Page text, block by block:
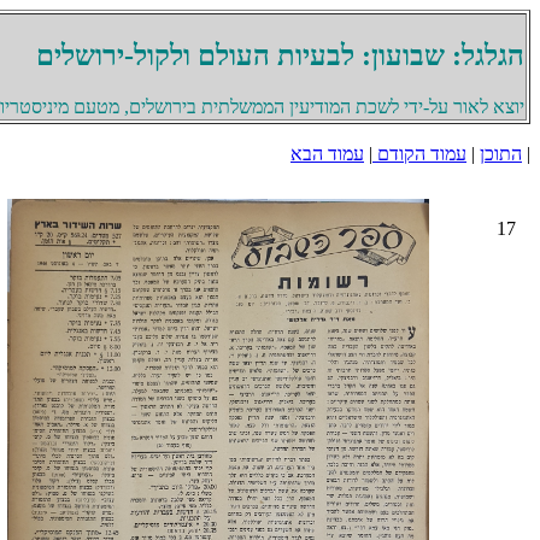
הגלגל: שבועון: לבעיות העולם ולקול-ירושלים
יוצא לאור על-ידי לשכת המודיעין הממשלתית בירושלים, מטעם
| התוכן | עמוד הקודם | עמוד הבא
17